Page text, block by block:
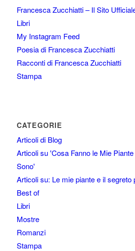
Francesca Zucchiatti – Il Sito
Libri
My Instagram Feed
Poesia di Francesca Zucchiatti
Racconti di Francesca Zucchiatti
Stampa
CATEGORIE
Articoli di Blog
Articoli su 'Cosa Fanno le Mie
Sono'
Articoli su: Le mie piante e il segreto
Best of
Libri
Mostre
Romanzi
Stampa